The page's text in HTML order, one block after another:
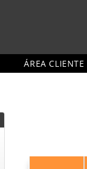
ÁREA CLIENTE